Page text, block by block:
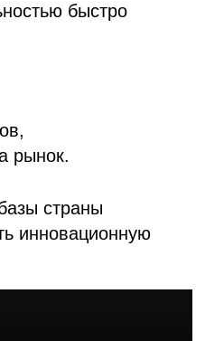
быстро
рынок.
страны
инновационную